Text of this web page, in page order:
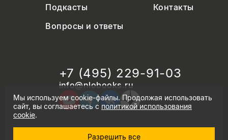
Подкасты
Контакты
Вопросы и ответы
+7 (495) 229-91-03
info@nlobooks.ru
© Новое литературное обозрение. 2026
Мы используем cookie-файлы. Продолжая использовать
сайт, вы соглашаетесь сполитикой использования
cookie.
Разрешить все